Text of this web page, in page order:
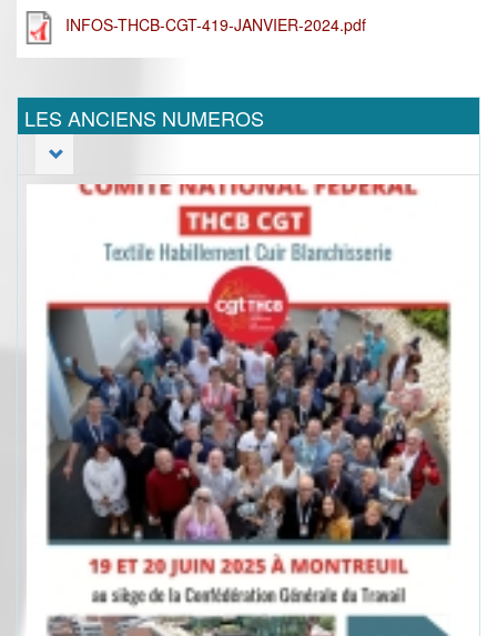
INFOS-THCB-CGT-419-JANVIER-2024.pdf
LES ANCIENS NUMEROS